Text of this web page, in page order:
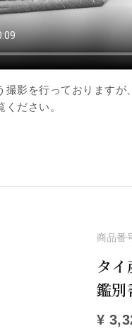
影を行っておりますが
ださい。
商品番
タ
鑑別
¥